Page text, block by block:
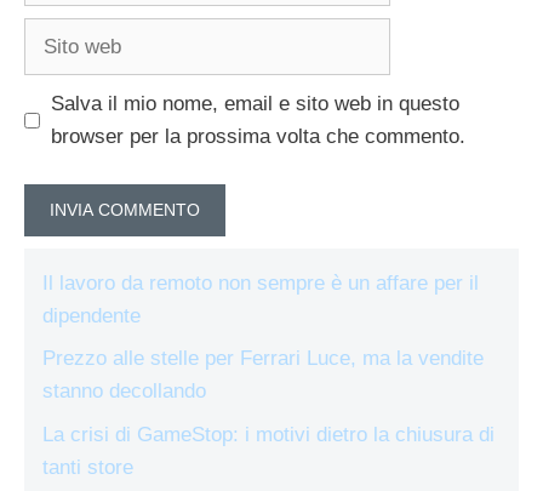
Sito
Salva il mio nome, email e sito web in questo
browser per la prossima volta che commento.
Il lavoro da remoto non sempre è un affare per il
dipendente
Prezzo alle stelle per Ferrari Luce, ma la vendite
stanno decollando
La crisi di GameStop: i motivi dietro la chiusura di
tanti store